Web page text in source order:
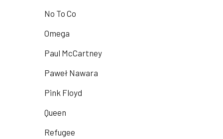
No To Co
Omega
Paul McCartney
Paweł Nawara
Pink Floyd
Queen
Refugee